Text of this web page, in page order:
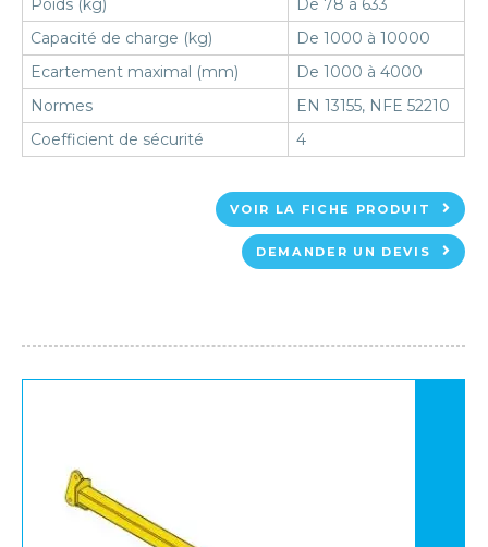
Poids (kg)
De 78 à 633
Capacité de charge (kg)
De 1000 à 10000
Ecartement maximal (mm)
De 1000 à 4000
Normes
EN 13155, NFE 52210
Coefficient de sécurité
4
VOIR LA FICHE PRODUIT
DEMANDER UN DEVIS